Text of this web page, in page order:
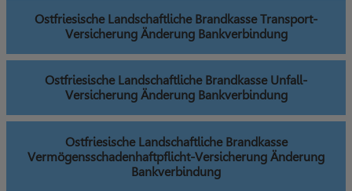
Ostfriesische Landschaftliche Brandkasse Transport-
Versicherung Änderung Bankverbindung
Ostfriesische Landschaftliche Brandkasse Unfall-
Versicherung Änderung Bankverbindung
Ostfriesische Landschaftliche Brandkasse
Vermögensschadenhaftpflicht-Versicherung Änderung
Bankverbindung